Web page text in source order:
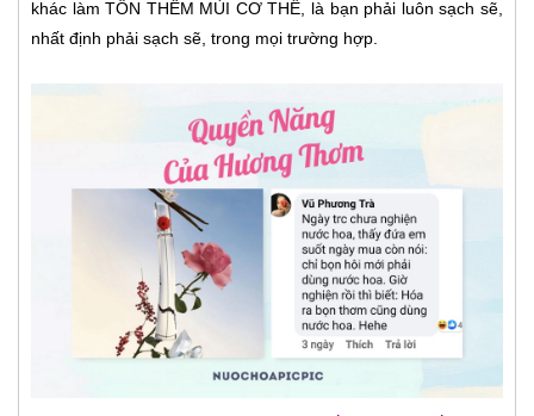
khác làm TÔN THÊM MÙI CƠ THỂ, là bạn phải luôn sạch sẽ,
nhất định phải sạch sẽ, trong mọi trường hợp.